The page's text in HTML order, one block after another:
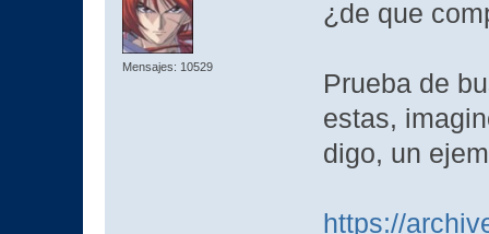
Mensajes: 10529
¿de que
Prueba de
estas,
digo, un
https://